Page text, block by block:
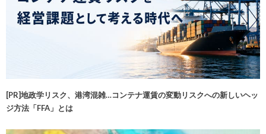
[PR]地政学リスク、港湾混雑…コンテナ運賃の変動リスクへの新しいヘッ
ジ方法「FFA」とは